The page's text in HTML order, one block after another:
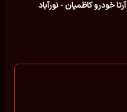
نمایندگی مدیران خودرو کد ۴۳۲ آرتا خودرو کاظمیان - نورآباد